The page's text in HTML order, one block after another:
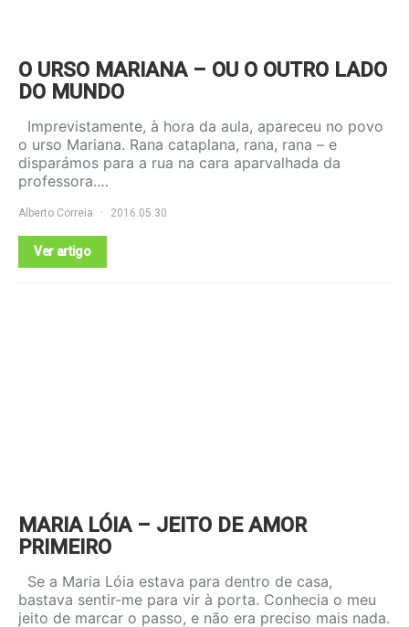
O URSO MARIANA – OU O OUTRO LADO
DO MUNDO
Imprevistamente, à hora da aula, apareceu no povo
o urso Mariana. Rana cataplana, rana, rana – e
disparámos para a rua na cara aparvalhada da
professora.…
Alberto Correia 2016.05.30
Ver artigo
MARIA LÓIA – JEITO DE AMOR
PRIMEIRO
Se a Maria Lóia estava para dentro de casa,
bastava sentir-me para vir à porta. Conhecia o meu
jeito de marcar o passo, e não era preciso mais nada.